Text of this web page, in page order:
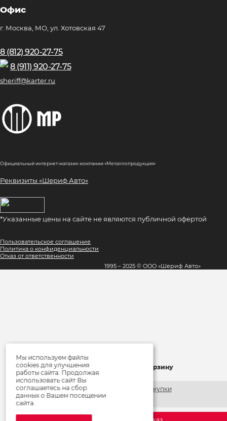
Офис
г. Москва, МО, ул. Хотовская 47
8 (812) 920-27-75
8 (911) 920-27-75
sheriff@karter.ru
Официальный интернет-магазин компании «Металлопродукция»
Реквизиты «Шериф Авто»
*Указанные цены на сайте не являются публичной офертой
Пользовательское соглашение
Политика о конфиденциальности
Отказ от ответственности
1995 – 2025 © ООО «Шериф Авто»
Мы используем файлы
cookies для улучшения
работы сайта. Продолжая
использовать сайт Вы
соглашаетесь на сбор
данных о Вашем посещении
сайта.
×
Товар добавлен в корзину
Продолжить покупки